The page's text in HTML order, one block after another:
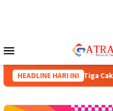
Mobile
HEADLINE HARI INI
XVIII Menguat, Tiga